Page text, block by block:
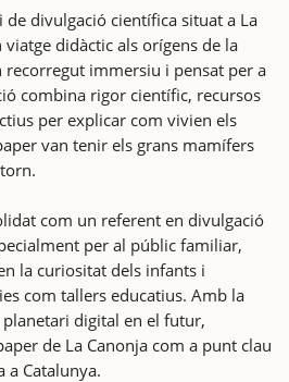
divulgació científica situat a La
didàctic als orígens de la
recorregut immersiu i pensat per a
combina rigor científic, recursos
per explicar com vivien els
van tenir els grans mamífers
com un referent en divulgació
per al públic familiar,
la curiositat dels infants i
com tallers educatius. Amb la
digital en el futur,
de La Canonja com a punt clau
a Catalunya.